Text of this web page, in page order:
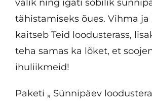
valik ning igati sobilik
tähistamiseks õues. Vihma
kaitseb Teid loodusterass,
teha samas ka lõket, et
ihuliikmeid!
Paketi „ Sünnipäev